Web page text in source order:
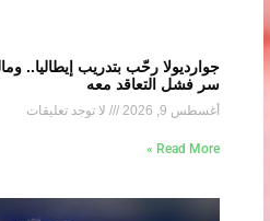
جوارديولا رحّب بتدريب إيطاليا..
سر فشل التعاقد معه
أغسطس 9, 2026 لا توجد تعليقات
Read More »